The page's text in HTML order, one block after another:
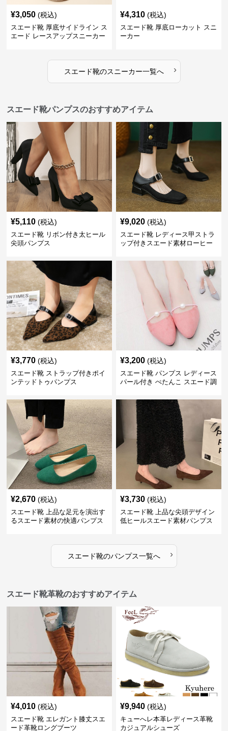
¥3,050 (税込)
スエード靴 厚底サイドライン ス
エード レースアップスニーカー
¥4,310 (税込)
スエード靴 厚底ローカット スニ
ーカー
スエード靴のスニーカー一覧へ ›
スエード靴パンプスのおすすめアイテム
¥5,110 (税込)
スエード靴 リボン付き太ヒール
尖頭パンプス
¥9,020 (税込)
スエード靴 レディース甲ストラ
ップ付きスエード素材ローヒー
¥3,770 (税込)
スエード靴 ストラップ付きポイ
ンテッドトゥパンプス
¥3,200 (税込)
スエード靴 パンプス レディース
パール付き ぺたんこ スエード調
¥2,670 (税込)
スエード靴 上品な足元を演出す
るスエード素材の快適パンプス
¥3,730 (税込)
スエード靴 上品な尖頭デザイン
低ヒールスエード素材パンプス
スエード靴のパンプス一覧へ ›
スエード靴革靴のおすすめアイテム
¥4,010 (税込)
スエード靴 エレガント膝丈スエ
ード革靴ロングブーツ
¥9,940 (税込)
キューへレ本革レディース革靴
カジュアルシューズ